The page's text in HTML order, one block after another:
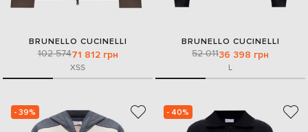
BRUNELLO CUCINELLI
102 57471 812 грн
XSS
BRUNELLO CUCINELLI
52 01136 398 грн
L
- 39% - 40%